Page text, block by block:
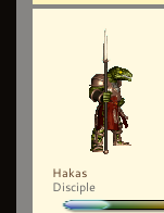
Hakas
Disciple